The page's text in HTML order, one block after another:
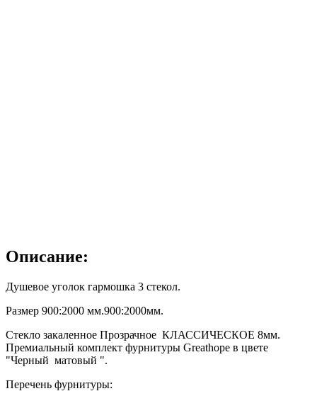
Описание:
Душевое уголок гармошка 3 стекол.
Размер 900:2000 мм.900:2000мм.
Стекло закаленное Прозрачное КЛАССИЧЕСКОЕ 8мм.
Премиальный комплект фурнитуры Greathope в цвете
"Черный матовый ".
Перечень фурнитуры: